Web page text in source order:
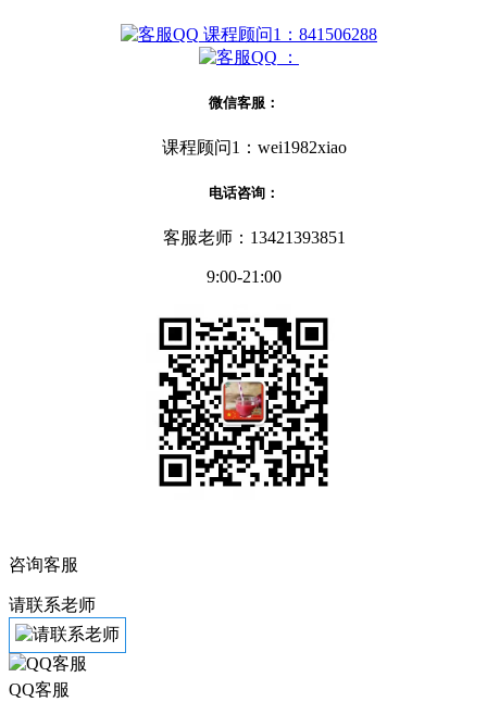
课程顾问1：841506288
：
微信客服：
课程顾问1：wei1982xiao
电话咨询：
客服老师：13421393851
9:00-21:00
咨询客服
请联系老师
QQ客服